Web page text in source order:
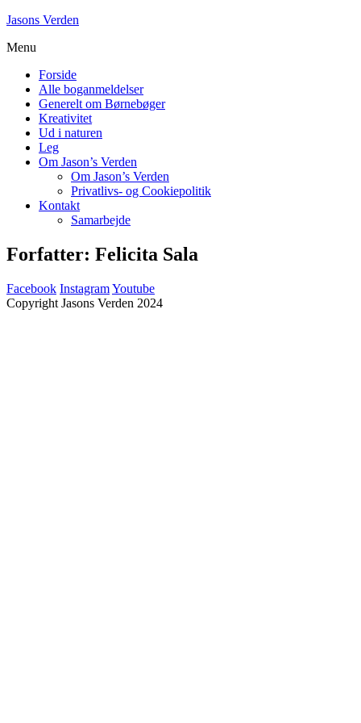
Skip
content
Jasons Verden
Menu
Forside
Alle boganmeldelser
Generelt om Børnebøger
Kreativitet
Ud i naturen
Leg
Om Jason’s Verden
Om Jason’s Verden
Privatlivs- og Cookiepolitik
Kontakt
Samarbejde
Forfatter: Felicita Sala
Facebook InstagramYoutube
Copyright Jasons Verden 2024